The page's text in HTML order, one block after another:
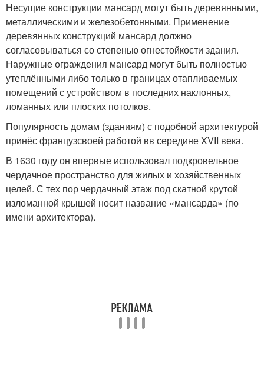
Несущие конструкции мансард могут быть деревянными,
металлическими и железобетонными. Применение
деревянных конструкций мансард должно
согласовываться со степенью огнестойкости здания.
Наружные ограждения мансард могут быть полностью
утеплёнными либо только в границах отапливаемых
помещений с устройством в последних наклонных,
ломанных или плоских потолков.
Популярность домам (зданиям) с подобной архитектурой
принёс французсвоей работой вв середине XVII века.
В 1630 году он впервые использовал подкровельное
чердачное пространство для жилых и хозяйственных
целей. С тех пор чердачный этаж под скатной крутой
изломанной крышей носит название «мансарда» (по
имени архитектора).